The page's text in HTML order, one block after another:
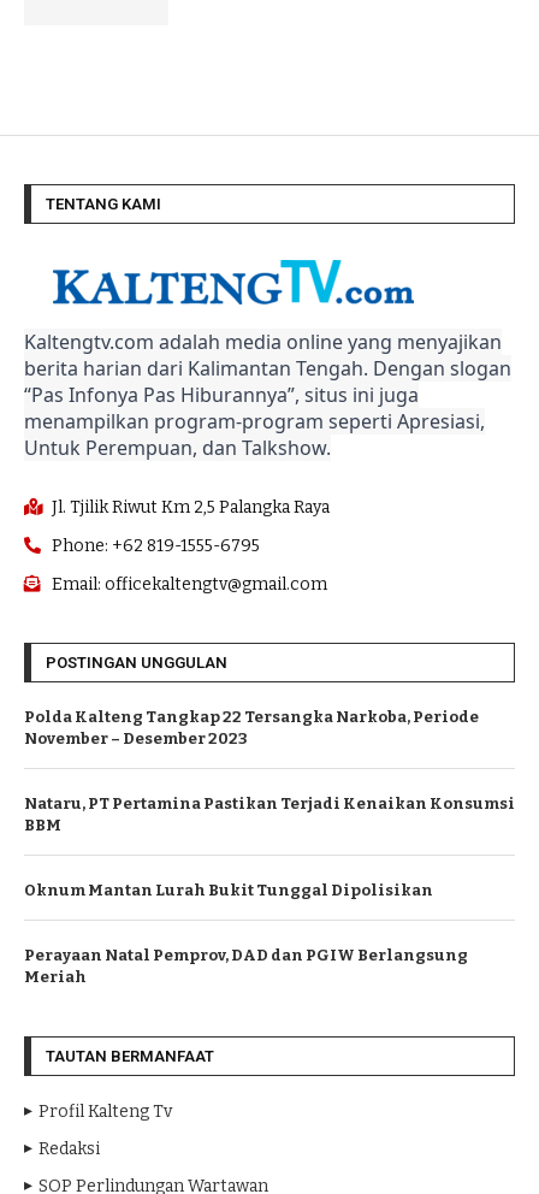
TENTANG KAMI
Kaltengtv.com adalah media online yang menyajikan
berita harian dari Kalimantan Tengah. Dengan slogan
“Pas Infonya Pas Hiburannya”, situs ini juga
menampilkan program-program seperti Apresiasi,
Untuk Perempuan, dan Talkshow.
Jl. Tjilik Riwut Km 2,5 Palangka Raya
Phone: +62 819-1555-6795
Email: officekaltengtv@gmail.com
POSTINGAN UNGGULAN
Polda Kalteng Tangkap 22 Tersangka Narkoba, Periode
November – Desember 2023
Nataru, PT Pertamina Pastikan Terjadi Kenaikan Konsumsi
BBM
Oknum Mantan Lurah Bukit Tunggal Dipolisikan
Perayaan Natal Pemprov, DAD dan PGIW Berlangsung
Meriah
TAUTAN BERMANFAAT
Profil Kalteng Tv
Redaksi
SOP Perlindungan Wartawan